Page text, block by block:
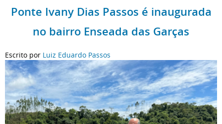
Ponte Ivany Dias Passos é inaugurada
no bairro Enseada das Garças
Escrito por Luiz Eduardo Passos